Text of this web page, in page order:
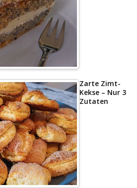
Zarte Zimt-
Kekse – Nur 3
Zutaten